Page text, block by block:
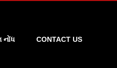
નોંધ CONTACT US